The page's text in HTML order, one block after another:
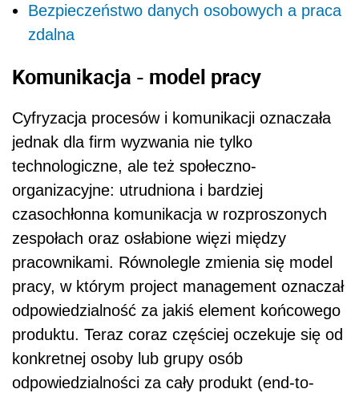
Bezpieczeństwo danych osobowych a praca
zdalna
Komunikacja - model pracy
Cyfryzacja procesów i komunikacji oznaczała
jednak dla firm wyzwania nie tylko
technologiczne, ale też społeczno-
organizacyjne: utrudniona i bardziej
czasochłonna komunikacja w rozproszonych
zespołach oraz osłabione więzi między
pracownikami. Równolegle zmienia się model
pracy, w którym project management oznaczał
odpowiedzialność za jakiś element końcowego
produktu. Teraz coraz częściej oczekuje się od
konkretnej osoby lub grupy osób
odpowiedzialności za cały produkt (end-to-